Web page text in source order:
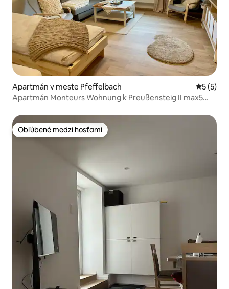
Apartmán v meste Pfeffelbach
5 (5)
Apartmán Monteurs Wohnung k Preußensteig II max5
Obľúbené medzi hosťami
Obľúbené medzi hosťami